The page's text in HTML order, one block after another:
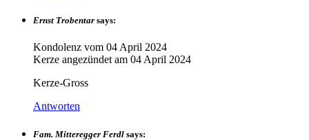
Ernst Trobentar says:
Kondolenz vom 04 April 2024
Kerze angezündet am 04 April 2024
Kerze-Gross
Antworten
Fam. Mitteregger Ferdl says: